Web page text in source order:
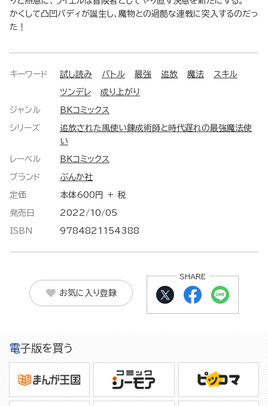
かくして凸凹バディが誕生し、魔物との過酷な連戦に突入するのだっ
た！
キーワード 試し読み バトル 最強 追放 魔法 スキル
ツンデレ 成り上がり
ジャンル BKコミックス
シリーズ
追放された風使い錬成術師と時代遅れの最強魔法使
い
レーベル BKコミックス
ブランド ぶんか社
定価 本体600円 ＋ 税
発売日 2022/10/05
ISBN 9784821154388
お気に入り登録
SHARE
電子版を買う